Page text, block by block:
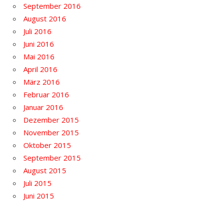
September 2016
August 2016
Juli 2016
Juni 2016
Mai 2016
April 2016
März 2016
Februar 2016
Januar 2016
Dezember 2015
November 2015
Oktober 2015
September 2015
August 2015
Juli 2015
Juni 2015